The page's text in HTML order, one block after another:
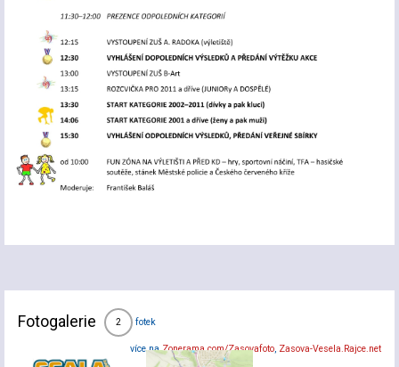
Fotogalerie 2 fotek
více naZonerama.com/Zasovafoto, Zasova-Vesela.Rajce.net